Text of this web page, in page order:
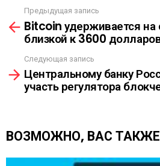
Ы
Л
К
А
м
е
щ
Предыдущая запись
Bitcoin удерживается на
близкой к 3600
Следующая запись
Центральному банку
участь регулятора
ВОЗМОЖНО, ВАС ТАКЖЕ